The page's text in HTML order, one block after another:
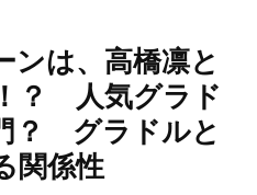
ンは、高橋凛と
？ 人気グラド
？ グラドルと
関係性